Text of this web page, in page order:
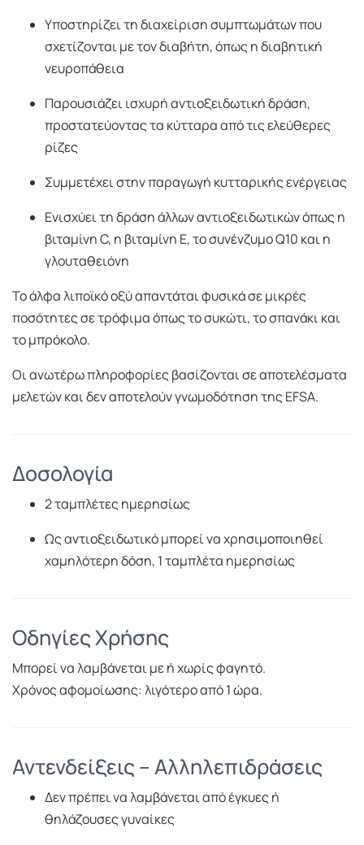
Υποστηρίζει τη διαχείριση συμπτωμάτων που
σχετίζονται με τον διαβήτη, όπως η διαβητική
νευροπάθεια
Παρουσιάζει ισχυρή αντιοξειδωτική δράση,
προστατεύοντας τα κύτταρα από τις ελεύθερες
ρίζες
Συμμετέχει στην παραγωγή κυτταρικής ενέργειας
Ενισχύει τη δράση άλλων αντιοξειδωτικών όπως η
βιταμίνη C, η βιταμίνη E, το συνένζυμο Q10 και η
γλουταθειόνη
Το άλφα λιποϊκό οξύ απαντάται φυσικά σε μικρές
ποσότητες σε τρόφιμα όπως το συκώτι, το σπανάκι και
το μπρόκολο.
Οι ανωτέρω πληροφορίες βασίζονται σε αποτελέσματα
μελετών και δεν αποτελούν γνωμοδότηση της EFSA.
Δοσολογία
2 ταμπλέτες ημερησίως
Ως αντιοξειδωτικό μπορεί να χρησιμοποιηθεί
χαμηλότερη δόση, 1 ταμπλέτα ημερησίως
Οδηγίες Χρήσης
Μπορεί να λαμβάνεται με ή χωρίς φαγητό.
Χρόνος αφομοίωσης: λιγότερο από 1 ώρα.
Αντενδείξεις – Αλληλεπιδράσεις
Δεν πρέπει να λαμβάνεται από έγκυες ή
θηλάζουσες γυναίκες